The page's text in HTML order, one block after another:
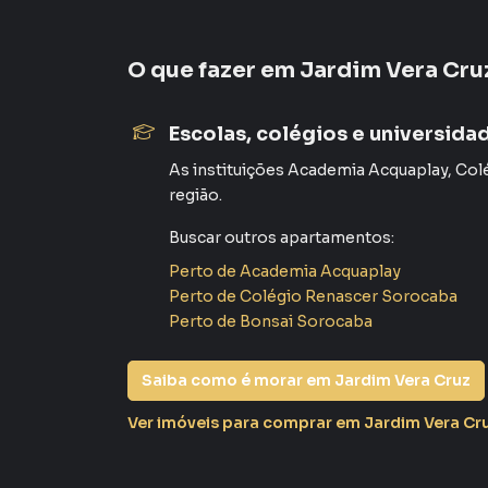
encontrou o que procurava ou deseja mais
contato com nossa equipe.
A Plus Negócios Imobiliários tem mais
sobrados, terrenos, lojas e barracões para
construção ou lançamentos na planta em
encontra milhares de ofertas para encontrar
Imobiliários você consegue comprar ou
e com a praticidade de fazer tudo online,
soluções inovadoras para simplificar a
mercado imobiliário.
com imóveis em diversas cidades do Brasil,
O que fazer em Jardim Vera
Escolas, colégios e
As instituições Academia Acquaplay,
região.
Buscar outros apartamentos:
Perto de Academia Acquaplay
Perto de Colégio Renascer Sorocaba
Perto de Bonsai Sorocaba
Saiba como é morar em Jardim Vera Cruz
Ver imóveis para comprar em Jardim Vera